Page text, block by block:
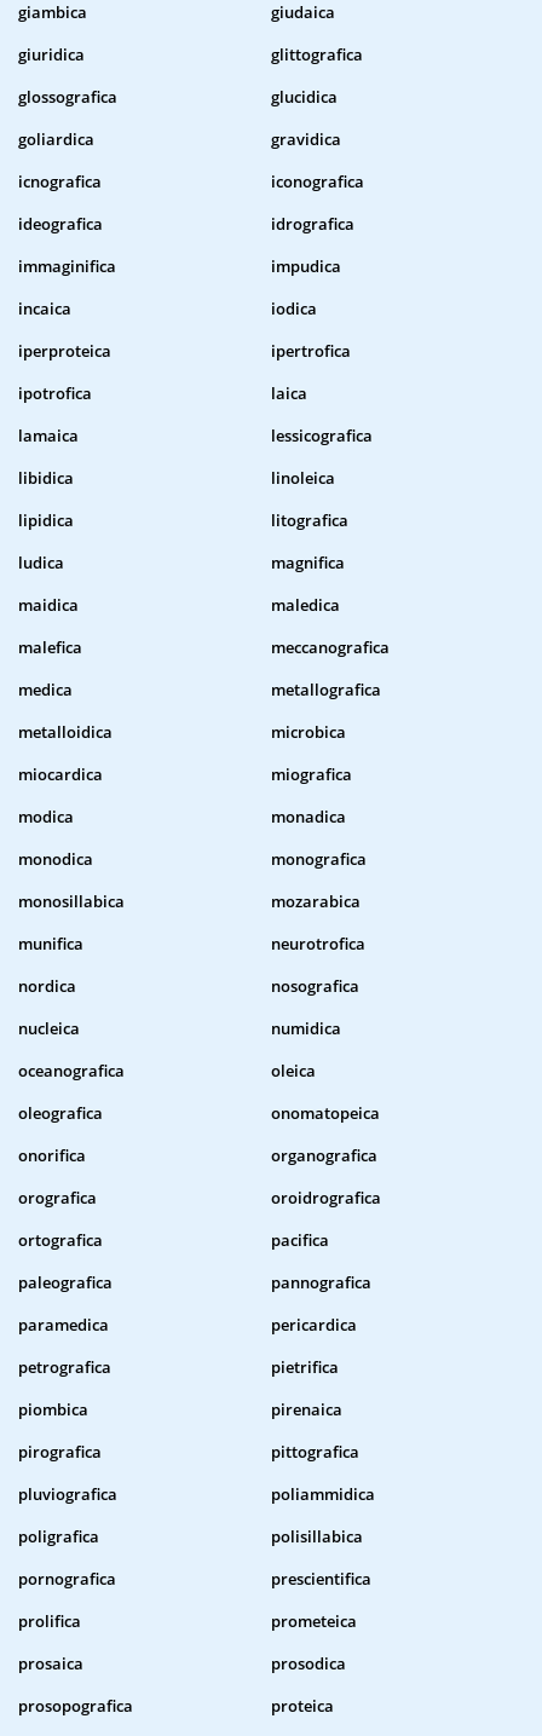
giambica
giudaica
giuridica
glittografica
glossografica
glucidica
goliardica
gravidica
icnografica
iconografica
ideografica
idrografica
immaginifica
impudica
incaica
iodica
iperproteica
ipertrofica
ipotrofica
laica
lamaica
lessicografica
libidica
linoleica
lipidica
litografica
ludica
magnifica
maidica
maledica
malefica
meccanografica
medica
metallografica
metalloidica
microbica
miocardica
miografica
modica
monadica
monodica
monografica
monosillabica
mozarabica
munifica
neurotrofica
nordica
nosografica
nucleica
numidica
oceanografica
oleica
oleografica
onomatopeica
onorifica
organografica
orografica
oroidrografica
ortografica
pacifica
paleografica
pannografica
paramedica
pericardica
petrografica
pietrifica
piombica
pirenaica
pirografica
pittografica
pluviografica
poliammidica
poligrafica
polisillabica
pornografica
prescientifica
prolifica
prometeica
prosaica
prosodica
prosopografica
proteica